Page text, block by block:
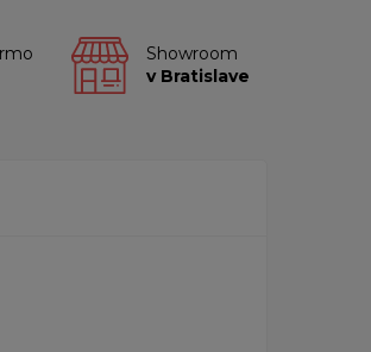
Showroom
v Bratislave